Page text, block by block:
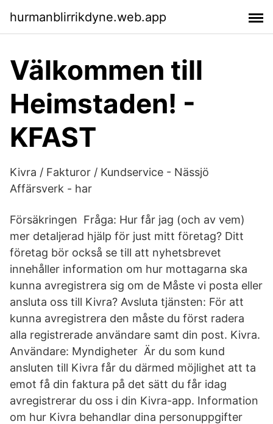
hurmanblirrikdyne.web.app
Välkommen till
Heimstaden! -
KFAST
Kivra / Fakturor / Kundservice - Nässjö
Affärsverk - har
Försäkringen Fråga: Hur får jag (och av vem)
mer detaljerad hjälp för just mitt företag? Ditt
företag bör också se till att nyhetsbrevet
innehåller information om hur mottagarna ska
kunna avregistrera sig om de Måste vi posta eller
ansluta oss till Kivra? Avsluta tjänsten: För att
kunna avregistrera den måste du först radera
alla registrerade användare samt din post. Kivra.
Användare: Myndigheter Är du som kund
ansluten till Kivra får du därmed möjlighet att ta
emot få din faktura på det sätt du får idag
avregistrerar du oss i din Kivra-app. Information
om hur Kivra behandlar dina personuppgifter